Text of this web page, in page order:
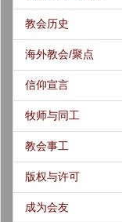
教会历史
海外教会/聚点
信仰宣言
牧师与同工
教会事工
版权与许可
成为会友